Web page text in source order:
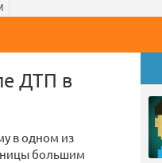
ДТП в
в одном из
большим